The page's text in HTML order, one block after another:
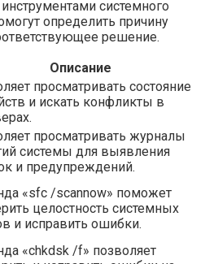
системного
определить причину
решение.
Описание
просматривать состояние
и искать конфликты в
просматривать журналы
системы для выявления
и предупреждений.
«sfc /scannow» поможет
целостность системных
и исправить ошибки.
«chkdsk /f» позволяет